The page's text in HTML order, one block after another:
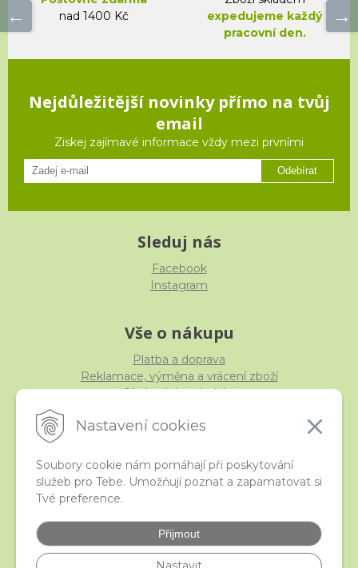
Nastavení cookies
Soubory cookie nám pomáhají při poskytování
služeb pro Tebe. Umožňují poznat a zapamatovat si
Tvé preference.
Přijmout
nad 1400 Kč
expedujeme každý
pracovní den.
Nejdůležitější novinky přímo na tvůj
email
Ziskej zajímavé informace vždy mezi prvními
Odebírat
Sleduj nás
Facebook
Instagram
Vše o nákupu
Platba a doprava
Reklamace, výměna a vrácení zboží
Obchodní podmínky
iStraka
Velkoobchod
Nejčastější otázky
České puncovní značky